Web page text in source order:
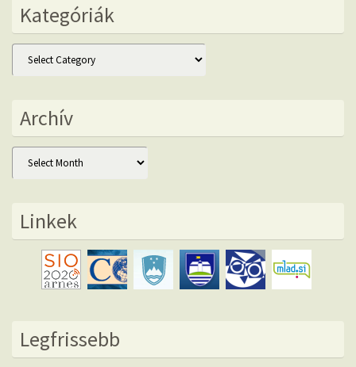
Kategóriák
Kategóriák
Archív
Archív
Linkek
Legfrissebb